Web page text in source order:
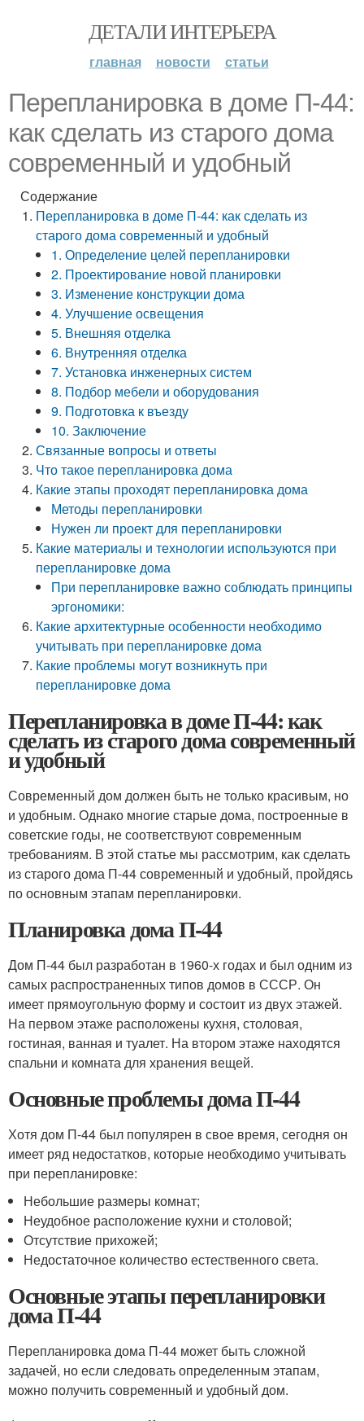
ДЕТАЛИ ИНТЕРЬЕРА
главная новости статьи
Перепланировка в доме П-44:
как сделать из старого дома
современный и удобный
Содержание
Перепланировка в доме П-44: как сделать из
старого дома современный и удобный
1. Определение целей перепланировки
2. Проектирование новой планировки
3. Изменение конструкции дома
4. Улучшение освещения
5. Внешняя отделка
6. Внутренняя отделка
7. Установка инженерных систем
8. Подбор мебели и оборудования
9. Подготовка к въезду
10. Заключение
Связанные вопросы и ответы
Что такое перепланировка дома
Какие этапы проходят перепланировка дома
Методы перепланировки
Нужен ли проект для перепланировки
Какие материалы и технологии используются при
перепланировке дома
При перепланировке важно соблюдать принципы
эргономики:
Какие архитектурные особенности необходимо
учитывать при перепланировке дома
Какие проблемы могут возникнуть при
перепланировке дома
Перепланировка в доме П-44: как
сделать из старого дома современный
и удобный
Современный дом должен быть не только красивым, но
и удобным. Однако многие старые дома, построенные в
советские годы, не соответствуют современным
требованиям. В этой статье мы рассмотрим, как сделать
из старого дома П-44 современный и удобный, пройдясь
по основным этапам перепланировки.
Планировка дома П-44
Дом П-44 был разработан в 1960-х годах и был одним из
самых распространенных типов домов в СССР. Он
имеет прямоугольную форму и состоит из двух этажей.
На первом этаже расположены кухня, столовая,
гостиная, ванная и туалет. На втором этаже находятся
спальни и комната для хранения вещей.
Основные проблемы дома П-44
Хотя дом П-44 был популярен в свое время, сегодня он
имеет ряд недостатков, которые необходимо учитывать
при перепланировке:
Небольшие размеры комнат;
Неудобное расположение кухни и столовой;
Отсутствие прихожей;
Недостаточное количество естественного света.
Основные этапы перепланировки
дома П-44
Перепланировка дома П-44 может быть сложной
задачей, но если следовать определенным этапам,
можно получить современный и удобный дом.